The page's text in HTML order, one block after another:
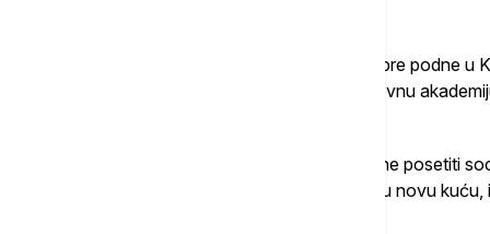
Brnabić će posetu započeti u ponedeljak pre podne
multimedijalni centar na severu KiM i Duhovnu
U opštini Leposavić, premijerka će popodne posetiti
Radosavljević, koja se zvanično useljava u novu